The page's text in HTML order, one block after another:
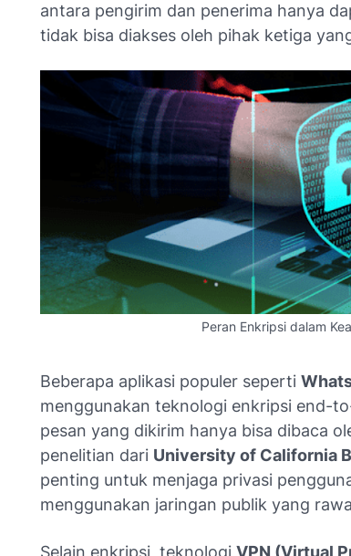
antara pengirim dan penerima hanya
tidak bisa diakses oleh pihak ketiga
Peran Enkripsi dalam
Beberapa aplikasi populer seperti
menggunakan teknologi enkripsi end-
pesan yang dikirim hanya bisa dibaca
penelitian dari University of California
penting untuk menjaga privasi
menggunakan jaringan publik yang
Selain enkripsi, teknologi VPN (Virtual